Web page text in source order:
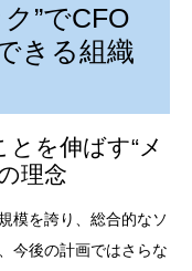
”でCFO
きる組織
を伸ばす“メ
理念
模を誇り、総合的なソ
今後の計画ではさらな